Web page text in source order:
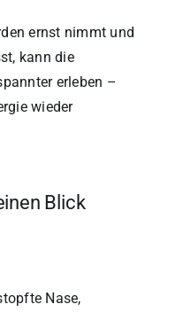
ernst nimmt und
kann die
erleben –
wieder
Blick
Nase,